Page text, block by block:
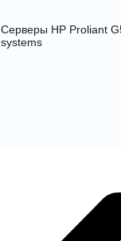
Серверы HP Proliant
systems